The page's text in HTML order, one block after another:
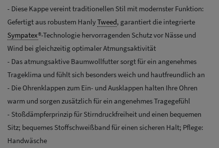
- Diese Kappe vereint traditionellen Stil mit modernster Funktion:
Gefertigt aus robustem HanlyTweed, garantiert die integrierte
Sympatex®-Technologie hervorragenden Schutz vor Nässe und
Wind bei gleichzeitig optimaler Atmungsaktivität
- Das atmungsaktive Baumwollfutter sorgt für ein angenehmes
Trageklima und fühlt sich besonders weich und hautfreundlich an
- Die Ohrenklappen zum Ein- und Ausklappen halten Ihre Ohren
warm und sorgen zusätzlich für ein angenehmes Tragegefühl
- Stoßdämpferprinzip für Stirndruckfreiheit und einen bequemen
Sitz; bequemes Stoffschweißband für einen sicheren Halt; Pflege:
Handwäsche